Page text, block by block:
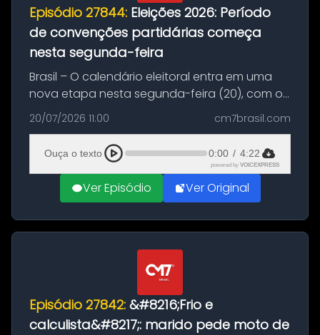
Episódio 27844: Eleições 2026: Período
de convenções partidárias começa
nesta segunda-feira
Brasil – O calendário eleitoral entra em uma
nova etapa nesta segunda-feira (20), com o
início do período destinado às convenções
partidárias. Até 5 de agosto, partidos e
federações poderão oficializa...
20/07/2026 11:00 cm7brasil.com
Ouça o texto 0:00 / 4:22
powered by VOICEXPRESS
Ver Episódio Ver Original
Episódio 27842: &#8216;Frio e
calculista&#8217;: marido pede moto de